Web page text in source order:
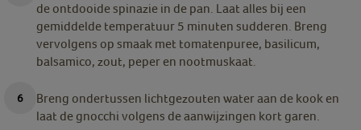
de ontdooide spinazie in de pan. Laat alles bij een
gemiddelde temperatuur 5 minuten sudderen. Breng
vervolgens op smaak met tomatenpuree, basilicum,
balsamico, zout, peper en nootmuskaat.
Breng ondertussen lichtgezouten water aan de kook en
laat de gnocchi volgens de aanwijzingen kort garen.